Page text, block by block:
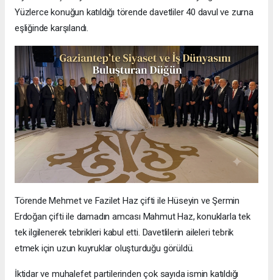
Yüzlerce konuğun katıldığı törende davetliler 40 davul ve zurna
eşliğinde karşılandı.
Törende Mehmet ve Fazilet Haz çifti ile Hüseyin ve Şermin
Erdoğan çifti ile damadın amcası Mahmut Haz, konuklarla tek
tek ilgilenerek tebrikleri kabul etti. Davetlilerin aileleri tebrik
etmek için uzun kuyruklar oluşturduğu görüldü.
İktidar ve muhalefet partilerinden çok sayıda ismin katıldığı